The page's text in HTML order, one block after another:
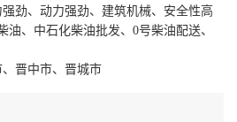
劲、动力强劲、建筑机械、安全性高
油、中石化柴油批发、0号柴油配送、
晋中市、晋城市